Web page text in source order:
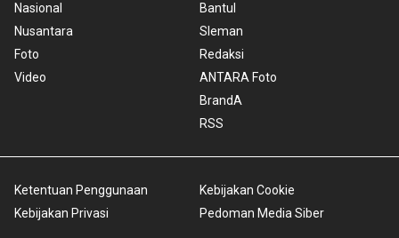
Nasional
Nusantara
Foto
Video
Bantul
Sleman
Redaksi
ANTARA Foto
BrandA
RSS
Ketentuan Penggunaan
Kebijakan Privasi
Kebijakan Cookie
Pedoman Media Siber